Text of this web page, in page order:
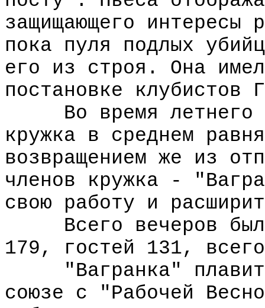
защищающего интересы
пока пуля подлых
его из строя. Она
постановке клубистов
Во время летнего
кружка в среднем
возвращением же из
членов кружка -
свою работу и
Всего вечеров
179, гостей 131,
"Вагранка" плавит
союзе с "Рабочей